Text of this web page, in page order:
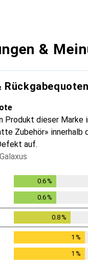
&
Rückgabequoten
Produkt dieser Marke
Zubehör» innerhalb
auf.
0.6 %
0.6 %
0.8 %
1 %
1 %